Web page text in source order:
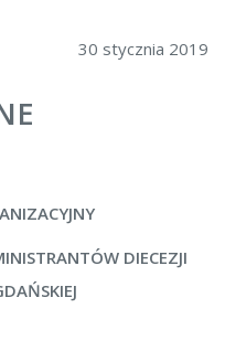
30 stycznia 2019
DIECEZJI